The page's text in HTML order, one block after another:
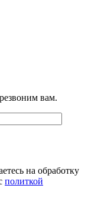
вам.
на обработку
политкой